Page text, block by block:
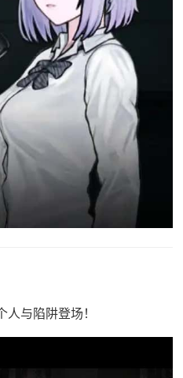
与陷阱登场！